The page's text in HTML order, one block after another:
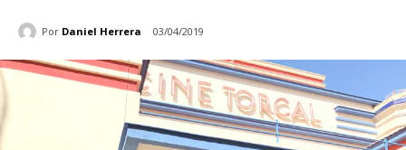
Por Daniel Herrera 03/04/2019